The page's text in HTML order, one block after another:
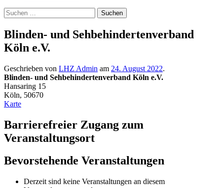
Suche
Suchen
nach:
Blinden- und Sehbehindertenverband
Köln e.V.
Geschrieben von LHZ Admin am 24. August 2022.
Blinden- und Sehbehindertenverband Köln e.V.
Hansaring 15
Köln, 50670
KarteBlinden-
Sehbehindertenverband
Köln
e.V.
Barrierefreier Zugang zum
Veranstaltungsort
Bevorstehende Veranstaltungen
Derzeit sind keine Veranstaltungen an diesem